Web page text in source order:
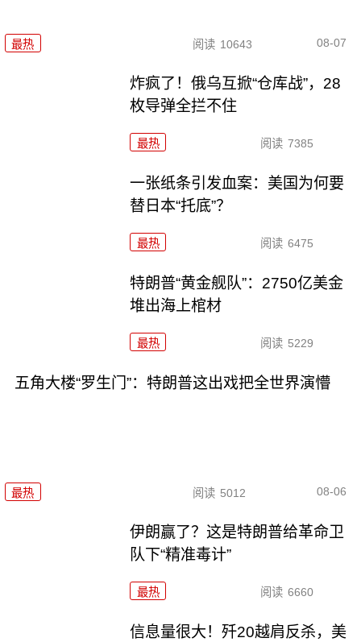
最热 阅读 10643 08-07
炸疯了！俄乌互掀“仓库战”，28
枚导弹全拦不住
最热 阅读 7385
一张纸条引发血案：美国为何要
替日本“托底”？
最热 阅读 6475
特朗普“黄金舰队”：2750亿美金
堆出海上棺材
最热 阅读 5229
五角大楼“罗生门”：特朗普这出戏把全世界演懵
最热 阅读 5012 08-06
伊朗赢了？这是特朗普给革命卫
队下“精准毒计”
最热 阅读 6660
信息量很大！歼20越肩反杀，美